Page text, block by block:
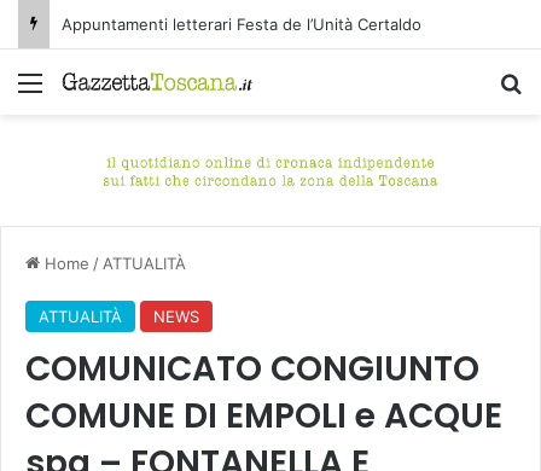
Appuntamenti letterari Festa de l’Unità Certaldo
Menu
Home / ATTUALITÀ
ATTUALITÀ NEWS
COMUNICATO CONGIUNTO
COMUNE DI EMPOLI e ACQUE